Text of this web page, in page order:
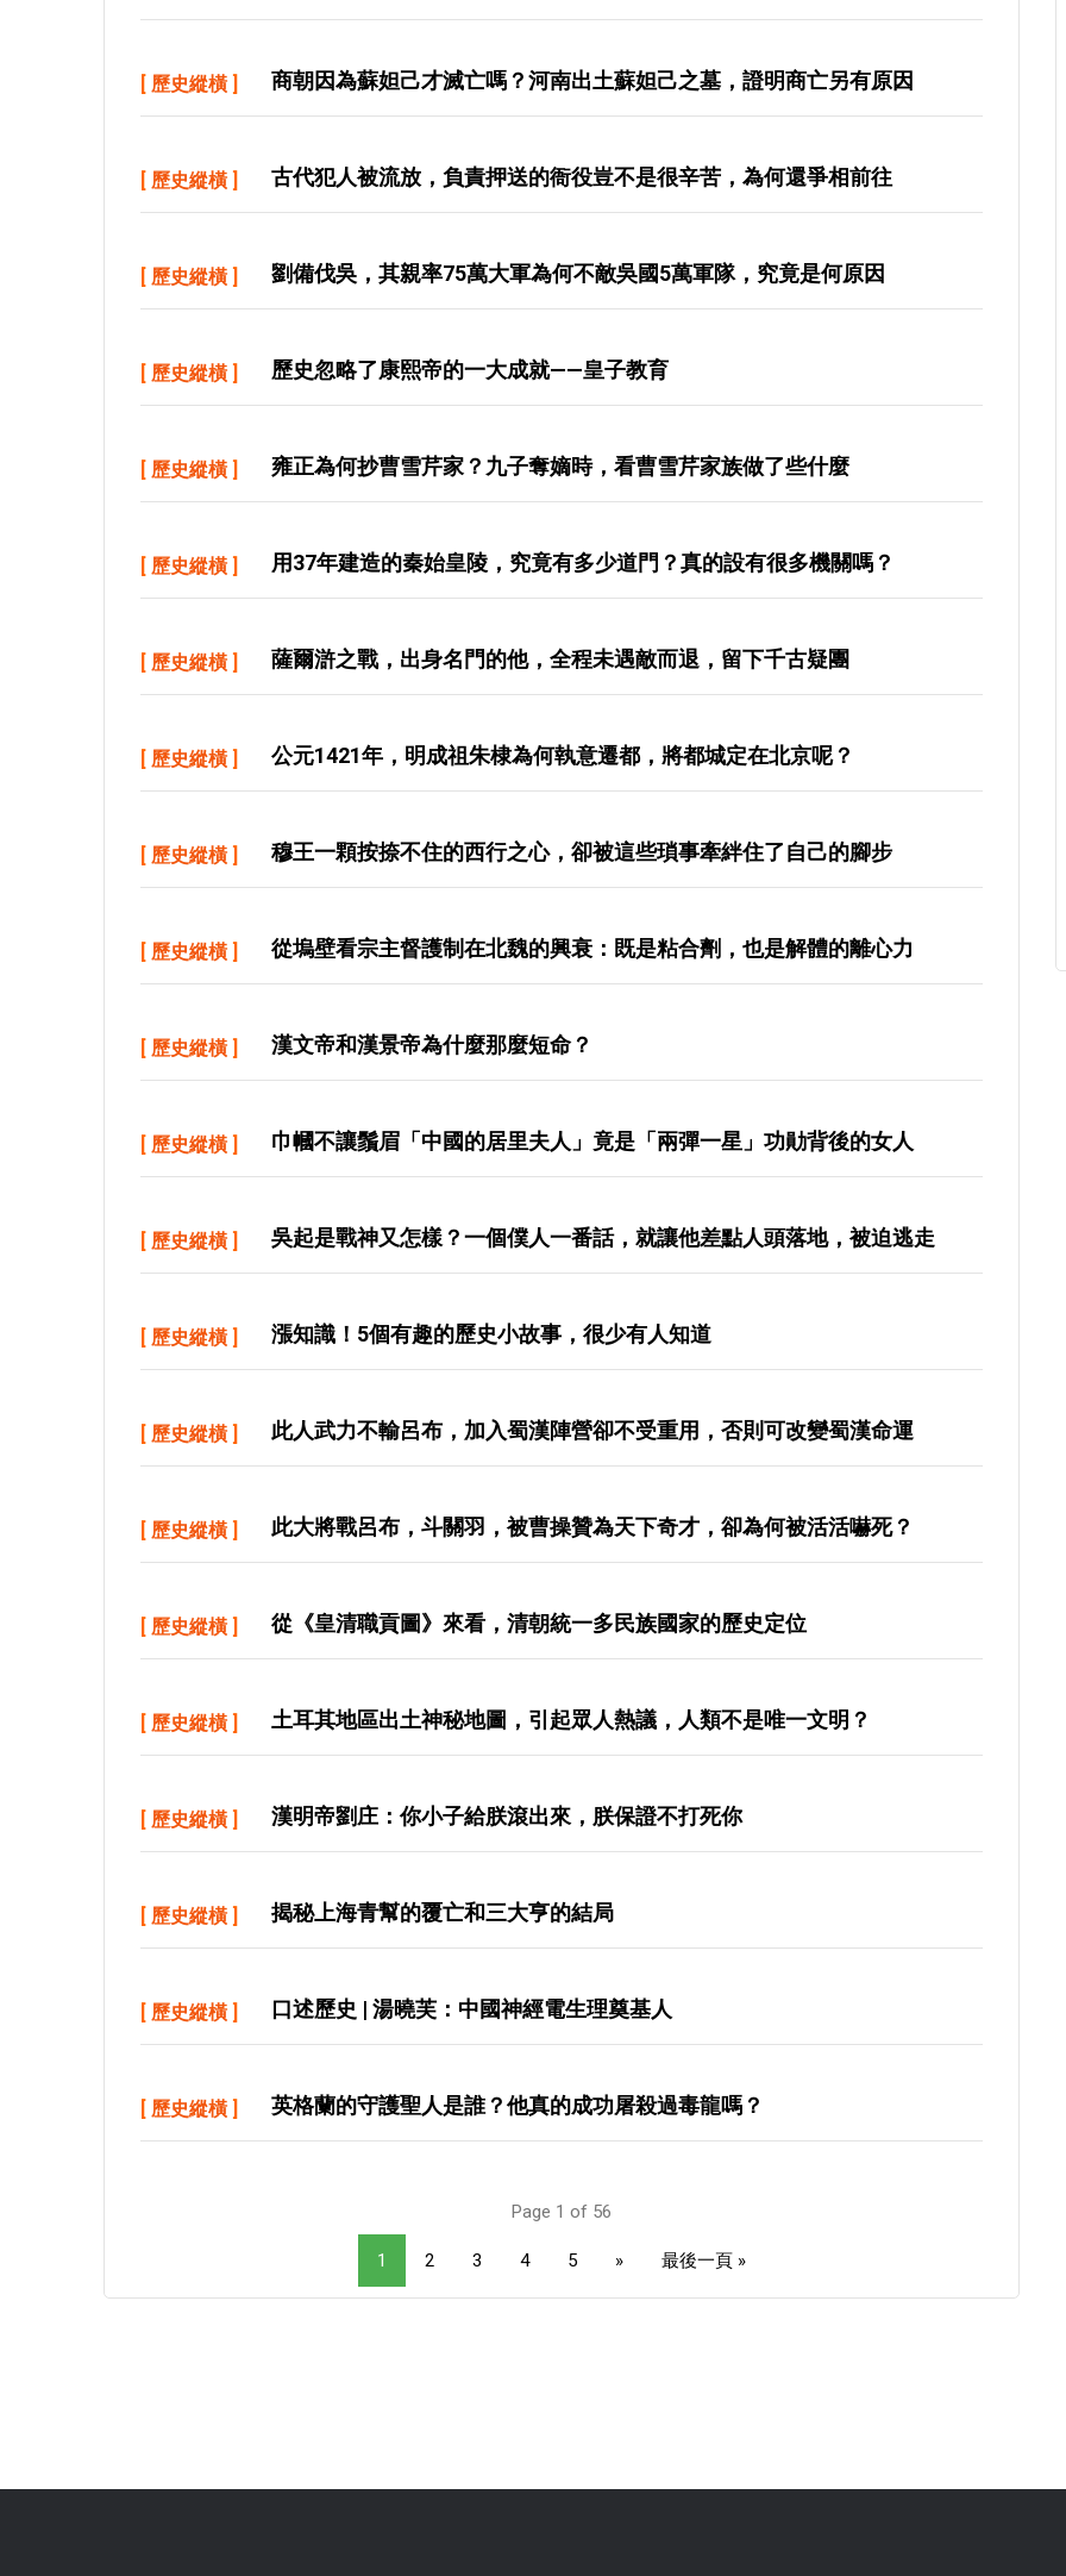
[ 歷史縱橫 ] 商朝因為蘇妲己才滅亡嗎？河南出土蘇妲己之墓，證明商亡另有原因
[ 歷史縱橫 ] 古代犯人被流放，負責押送的衙役豈不是很辛苦，為何還爭相前往
[ 歷史縱橫 ] 劉備伐吳，其親率75萬大軍為何不敵吳國5萬軍隊，究竟是何原因
[ 歷史縱橫 ] 歷史忽略了康熙帝的一大成就——皇子教育
[ 歷史縱橫 ] 雍正為何抄曹雪芹家？九子奪嫡時，看曹雪芹家族做了些什麼
[ 歷史縱橫 ] 用37年建造的秦始皇陵，究竟有多少道門？真的設有很多機關嗎？
[ 歷史縱橫 ] 薩爾滸之戰，出身名門的他，全程未遇敵而退，留下千古疑團
[ 歷史縱橫 ] 公元1421年，明成祖朱棣為何執意遷都，將都城定在北京呢？
[ 歷史縱橫 ] 穆王一顆按捺不住的西行之心，卻被這些瑣事牽絆住了自己的腳步
[ 歷史縱橫 ] 從塢壁看宗主督護制在北魏的興衰：既是粘合劑，也是解體的離心力
[ 歷史縱橫 ] 漢文帝和漢景帝為什麼那麼短命？
[ 歷史縱橫 ] 巾幗不讓鬚眉「中國的居里夫人」竟是「兩彈一星」功勛背後的女人
[ 歷史縱橫 ] 吳起是戰神又怎樣？一個僕人一番話，就讓他差點人頭落地，被迫逃走
[ 歷史縱橫 ] 漲知識！5個有趣的歷史小故事，很少有人知道
[ 歷史縱橫 ] 此人武力不輸呂布，加入蜀漢陣營卻不受重用，否則可改變蜀漢命運
[ 歷史縱橫 ] 此大將戰呂布，斗關羽，被曹操贊為天下奇才，卻為何被活活嚇死？
[ 歷史縱橫 ] 從《皇清職貢圖》來看，清朝統一多民族國家的歷史定位
[ 歷史縱橫 ] 土耳其地區出土神秘地圖，引起眾人熱議，人類不是唯一文明？
[ 歷史縱橫 ] 漢明帝劉庄：你小子給朕滾出來，朕保證不打死你
[ 歷史縱橫 ] 揭秘上海青幫的覆亡和三大亨的結局
[ 歷史縱橫 ] 口述歷史 | 湯曉芙：中國神經電生理奠基人
[ 歷史縱橫 ] 英格蘭的守護聖人是誰？他真的成功屠殺過毒龍嗎？
Page 1 of 56
1 2 3 4 5 » 最後一頁 »